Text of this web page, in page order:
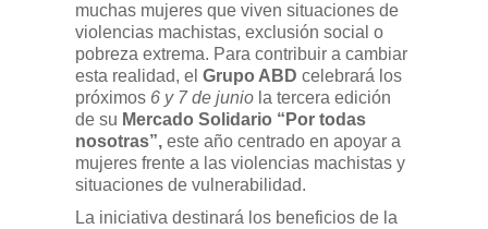
muchas mujeres que viven situaciones de
violencias machistas, exclusión social o
pobreza extrema. Para contribuir a cambiar
esta realidad, el Grupo ABD celebrará los
próximos 6 y 7 de junio la tercera edición
de su Mercado Solidario “Por todas
nosotras”, este año centrado en apoyar a
mujeres frente a las violencias machistas y
situaciones de vulnerabilidad.
La iniciativa destinará los beneficios de la